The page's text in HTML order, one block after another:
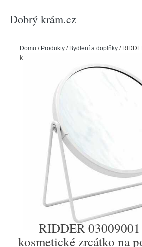
Dobrý krám.cz
Domů / Produkty / Bydlení a doplňky /
kosmetické zrcátko na postavení, bílá
RIDDER 03009001
kosmetické zrcátko na